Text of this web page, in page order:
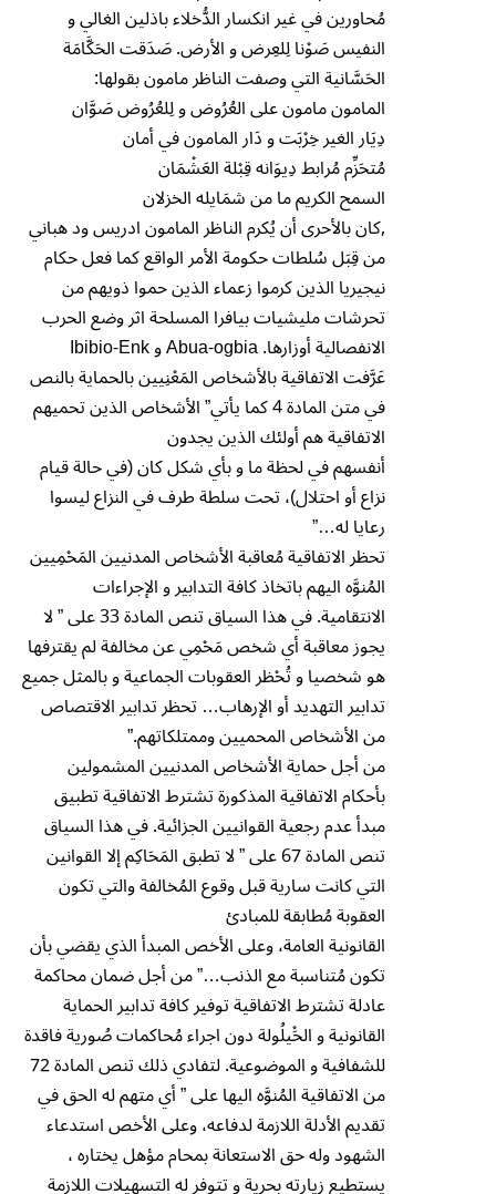
مُحاورين في غير انكسار الدُّخلاء باذلين الغالي و
النفيس صَو۫نا لِلعِرض و الأرض. صَدَقت الحَكَّامَة
الحَسَّانية التي وصفت الناظر مامون بقولها:
المامون مامون على العُرُوض و لِلعُرُوض صَوَّان
دِيَار الغير خِر۫بَت و دَار المامون في أمان
مُتحَزِّم مُرابط دِيوَانه قِب۫لة العَش۫مَان
السمح الكريم ما من شمَايله الخزلان
,كان بالأحرى أن يُكرم الناظر المامون ادريس ود هباني
من قِبَل سُلطات حكومة الأمر الواقع كما فعل حكام
نيجيريا الذين كرموا زعماء الذين حموا ذويهم من
تحرشات مليشيات بيافرا المسلحة اثر وضع الحرب
الانفصالية أوزارها. Abua-ogbia و Ibibio-Enk
عَرَّفت الاتفاقية بالأشخاص المَع۫نِيين بالحماية بالنص
في متن المادة 4 كما يأتي” الأشخاص الذين تحميهم
الاتفاقية هم أولئك الذين يجدون
أنفسهم في لحظة ما و بأي شكل کان (في حالة قيام
نزاع أو احتلال)، تحت سلطة طرف في النزاع ليسوا
رعايا له…”
تحظر الاتفاقية مُعاقبة الأشخاص المدنيين المَح۫مِيين
المُنوَّه اليهم باتخاذ كافة التدابير و الإجراءات
الانتقامية. في هذا السياق تنص المادة 33 على ” لا
يجوز معاقبة أي شخص مَح۫مِي عن مخالفة لم يقترفها
هو شخصيا و تُح۫ظر العقوبات الجماعية و بالمثل جميع
تدابير التهديد أو الإرهاب… تحظر تدابير الاقتصاص
من الأشخاص المحميين وممتلكاتهم.”
من أجل حماية الأشخاص المدنيين المشمولين
بأحكام الاتفاقية المذكورة تشترط الاتفاقية تطبيق
مبدأ عدم رجعية القوانيين الجزائية. في هذا السياق
تنص المادة 67 على ” لا تطبق المَحَاکِم إلا القوانين
التي کانت سارية قبل وقوع المُخالفة والتي تكون
العقوبة مُطابقة للمبادئ
القانونية العامة، وعلى الأخص المبدأ الذي يقضي بأن
تكون مُتناسبة مع الذنب…” من أجل ضمان محاكمة
عادلة تشترط الاتفاقية توفير كافة تدابير الحماية
القانونية و الحَ۫يلُولة دون اجراء مُحاكمات صُورية فاقدة
للشفافية و الموضوعية. لتفادي ذلك تنص المادة 72
من الاتفاقية المُنوَّه اليها على ” أي متهم له الحق في
تقديم الأدلة اللازمة لدفاعه، وعلى الأخص استدعاء
الشهود وله حق الاستعانة بمحام مؤهل يختاره ،
يستطيع زيارته بحرية و تتوفر له التسهيلات اللازمة